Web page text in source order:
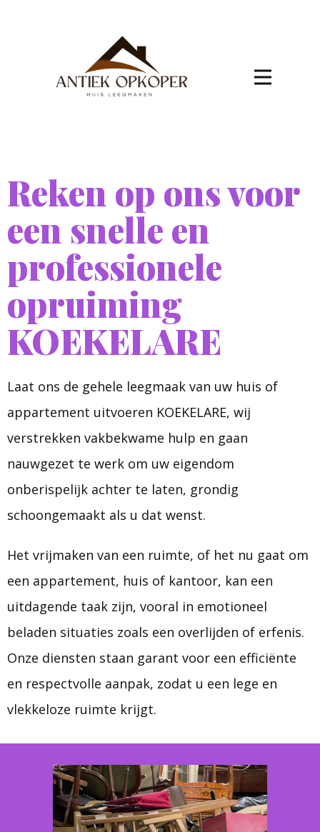
Reken op ons voor
een snelle en
professionele
opruiming
KOEKELARE
Laat ons de gehele leegmaak van uw huis of
appartement uitvoeren KOEKELARE, wij
verstrekken vakbekwame hulp en gaan
nauwgezet te werk om uw eigendom
onberispelijk achter te laten, grondig
schoongemaakt als u dat wenst.
Het vrijmaken van een ruimte, of het nu gaat om
een appartement, huis of kantoor, kan een
uitdagende taak zijn, vooral in emotioneel
beladen situaties zoals een overlijden of erfenis.
Onze diensten staan garant voor een efficiënte
en respectvolle aanpak, zodat u een lege en
vlekkeloze ruimte krijgt.